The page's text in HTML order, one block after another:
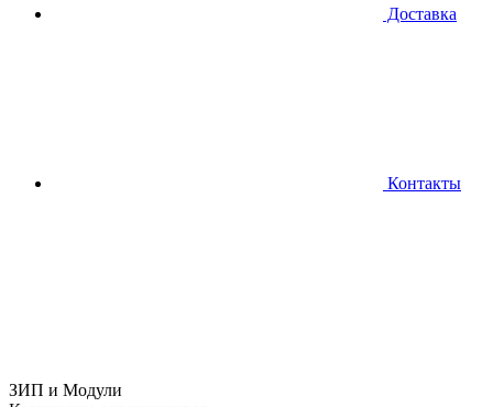
Доставка
Контакты
ЗИП и Модули